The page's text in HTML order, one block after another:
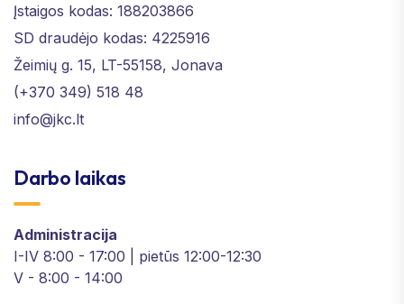
Įstaigos kodas: 188203866
SD draudėjo kodas: 4225916
Žeimių g. 15, LT-55158, Jonava
(+370 349) 518 48
info@jkc.lt
Darbo laikas
Administracija
I-IV 8:00 - 17:00 | pietūs 12:00-12:30
V - 8:00 - 14:00